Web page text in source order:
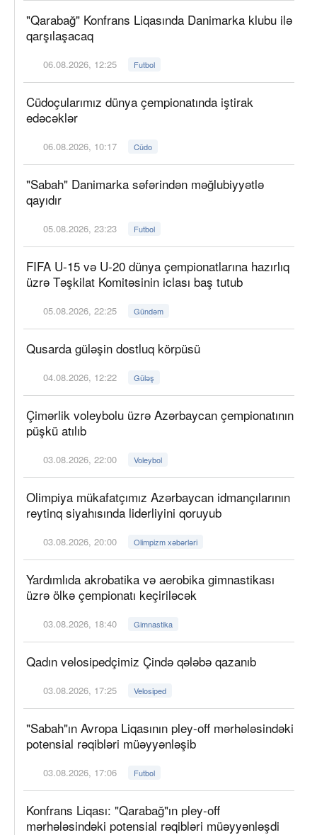
"Qarabağ" Konfrans Liqasında Danimarka klubu ilə
qarşılaşacaq
06.08.2026, 12:25 Futbol
Cüdoçularımız dünya çempionatında iştirak
edəcəklər
06.08.2026, 10:17 Cüdo
"Sabah" Danimarka səfərindən məğlubiyyətlə
qayıdır
05.08.2026, 23:23 Futbol
FIFA U-15 və U-20 dünya çempionatlarına hazırlıq
üzrə Təşkilat Komitəsinin iclası baş tutub
05.08.2026, 22:25 Gündəm
Qusarda güləşin dostluq körpüsü
04.08.2026, 12:22 Güləş
Çimərlik voleybolu üzrə Azərbaycan çempionatının
püşkü atılıb
03.08.2026, 22:00 Voleybol
Olimpiya mükafatçımız Azərbaycan idmançılarının
reytinq siyahısında liderliyini qoruyub
03.08.2026, 20:00 Olimpizm xəbərləri
Yardımlıda akrobatika və aerobika gimnastikası
üzrə ölkə çempionatı keçiriləcək
03.08.2026, 18:40 Gimnastika
Qadın velosipedçimiz Çində qələbə qazanıb
03.08.2026, 17:25 Velosiped
"Sabah"ın Avropa Liqasının pley-off mərhələsindəki
potensial rəqibləri müəyyənləşib
03.08.2026, 17:06 Futbol
Konfrans Liqası: "Qarabağ"ın pley-off
mərhələsindəki potensial rəqibləri müəyyənləşdi